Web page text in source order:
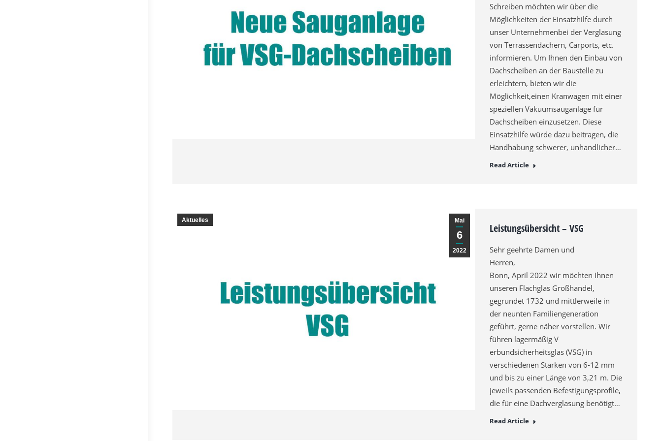
Schreiben möchten wir über die
Möglichkeiten der Einsatzhilfe durch
unser Unternehmenbei der Verglasung
von Terrassendächern, Carports, etc.
informieren. Um Ihnen den Einbau von
Dachscheiben an der Baustelle zu
erleichtern, bieten wir die
Möglichkeit,einen Kranwagen mit einer
speziellen Vakuumsauganlage für
Dachscheiben einzusetzen. Diese
Einsatzhilfe würde dazu beitragen, die
Handhabung schwerer, unhandlicher…
Read Article
Mai
6
2022
Aktuelles
Leistungsübersicht – VSG
Sehr geehrte Damen und
Bonn, April 2022 wir möchten Ihnen
unseren Flachglas Großhandel,
gegründet 1732 und mittlerweile in
der neunten Familiengeneration
geführt, gerne näher vorstellen. Wir
führen lagermäßig V
erbundsicherheitsglas (VSG) in
verschiedenen Stärken von 6-12 mm
und bis zu einer Länge von 3,21 m. Die
jeweils passenden Befestigungsprofile,
die für eine Dachverglasung benötigt…
Read Article